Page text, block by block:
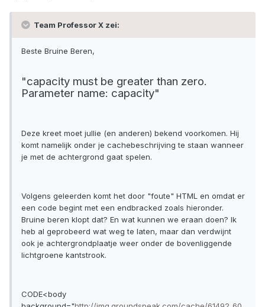
Team Professor X zei:
Beste Bruine Beren,
"capacity must be greater than zero.
Parameter name: capacity"
Deze kreet moet jullie (en anderen) bekend voorkomen. Hij
komt namelijk onder je cachebeschrijving te staan wanneer
je met de achtergrond gaat spelen.
Volgens geleerden komt het door "foute" HTML en omdat er
een code begint met een endbracked zoals hieronder.
Bruine beren klopt dat? En wat kunnen we eraan doen? Ik
heb al geprobeerd wat weg te laten, maar dan verdwijnt
ook je achtergrondplaatje weer onder de bovenliggende
lichtgroene kantstrook.
CODE<body